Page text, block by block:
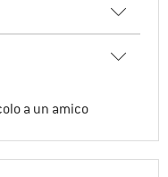
a un amico